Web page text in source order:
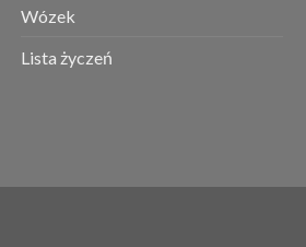
Wózek
Lista życzeń